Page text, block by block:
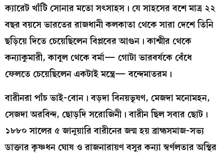
ক্যারেট খাঁটি সোনার মতো সৎসাহস। যে সাহসের বশে মাত্র ২২
বছর বয়সে ভারতের রাজধানী কলকাতা থেকে সারা দেশে তিনি
ছড়িয়ে দিতে চেয়েছিলেন বিপ্লবের আগুন। কাশ্মীর থেকে
কন্যাকুমারী, কাবুল থেকে বর্মা— গোটা ভারবর্ষকে বেঁধে
ফেলতে চেয়েছিলেন একটাই মন্ত্রে— বন্দেমাতরম।
বারীনরা পাঁচ ভাই-বোন। বড়দা বিনয়ভূষণ, মেজদা মনোমহন,
সেজদা অরবিন্দ, ছোড়দি সরোজিনী। বারীন ছিল সবার ছোট।
১৮৮০ সালের ৫ জানুয়ারি বারীনের জন্ম হয় ব্রাহ্মসমাজ-সভ্য
ডাক্তার কৃষ্ণধন ঘোষ ও রাজনারায়ণ বসুর কন্যা স্বর্ণলতার অস্থির